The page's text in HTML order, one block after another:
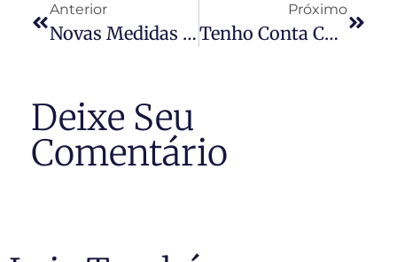
Anterior
Novas Medidas Econômicas
Próximo
Tenho Conta Conjunta
Deixe Seu
Comentário